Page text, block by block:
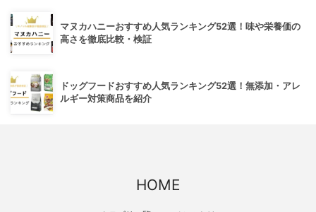
マヌカハニーおすすめ人気ランキング52選！味や栄養価の
高さを徹底比較・検証
ドッグフードおすすめ人気ランキング52選！無添加・アレ
ルギー対策商品を紹介
HOME